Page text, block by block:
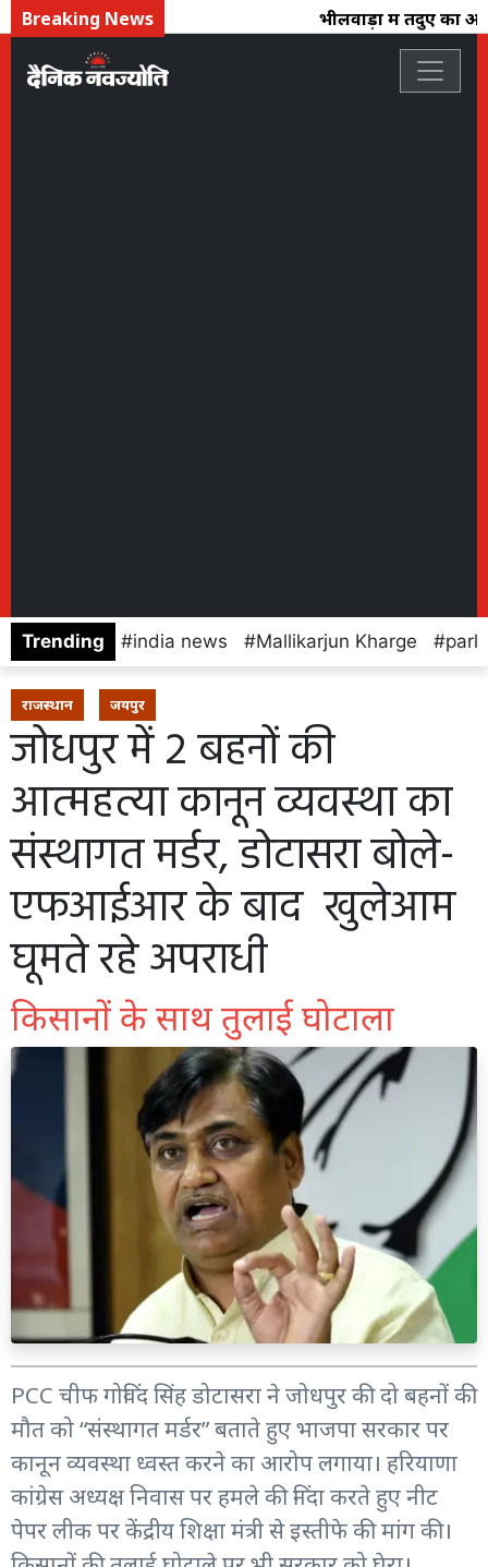
Breaking News भीलवाड़ा में तेंदुए का
Trending india news Mallikarjun Kharge
राजस्थान जयपुर
जोधपुर में 2 बहनों की
आत्महत्या कानून व्यवस्था का
संस्थागत मर्डर, डोटासरा बोले-
एफआईआर के बाद खुलेआम
घूमते रहे अपराधी
किसानों के साथ तुलाई घोटाला
PCC चीफ गोविंद सिंह डोटासरा ने जोधपुर की दो बहनों की
मौत को “संस्थागत मर्डर” बताते हुए भाजपा सरकार पर
कानून व्यवस्था ध्वस्त करने का आरोप लगाया। हरियाणा
कांग्रेस अध्यक्ष निवास पर हमले की निंदा करते हुए नीट
पेपर लीक पर केंद्रीय शिक्षा मंत्री से इस्तीफे की मांग की।